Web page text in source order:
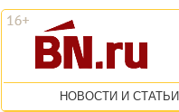
НОВОСТИ И СТАТЬИ